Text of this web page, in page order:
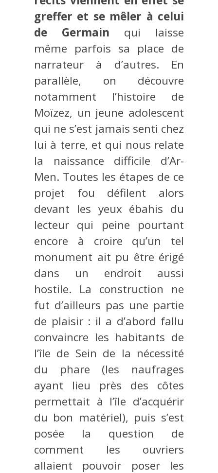
greffer et se mêler à celui
de Germain qui laisse
même parfois sa place de
narrateur à d’autres. En
parallèle, on découvre
notamment l’histoire de
Moïzez, un jeune adolescent
qui ne s’est jamais senti chez
lui à terre, et qui nous relate
la naissance difficile d’Ar-
Men. Toutes les étapes de ce
projet fou défilent alors
devant les yeux ébahis du
lecteur qui peine pourtant
encore à croire qu’un tel
monument ait pu être érigé
dans un endroit aussi
hostile. La construction ne
fut d’ailleurs pas une partie
de plaisir : il a d’abord fallu
convaincre les habitants de
l’île de Sein de la nécessité
du phare (les naufrages
ayant lieu près des côtes
permettait à l’île d’acquérir
du bon matériel), puis s’est
posée la question de
comment les ouvriers
allaient pouvoir poser les